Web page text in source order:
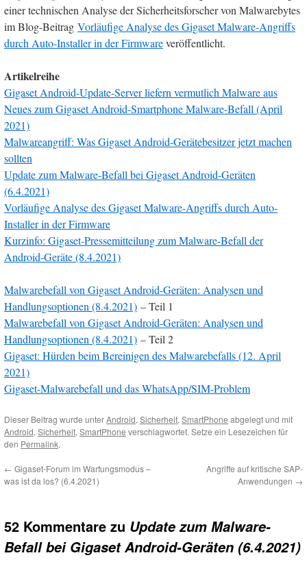
einer technischen Analyse der Sicherheitsforscher von Malwarebytes
im Blog-Beitrag Vorläufige Analyse des Gigaset Malware-Angriffs
durch Auto-Installer in der Firmwareveröffentlicht.
Artikelreihe
Gigaset Android-Update-Server liefern vermutlich Malware aus
Neues zum Gigaset Android-Smartphone Malware-Befall (April
2021)
Malwareangriff: Was Gigaset Android-Gerätebesitzer jetzt machen
sollten
Update zum Malware-Befall bei Gigaset Android-Geräten
(6.4.2021)
Vorläufige Analyse des Gigaset Malware-Angriffs durch Auto-
Installer in der Firmware
Kurzinfo: Gigaset-Pressemitteilung zum Malware-Befall der
Android-Geräte (8.4.2021)
Malwarebefall von Gigaset Android-Geräten: Analysen und
Handlungsoptionen (8.4.2021) – Teil 1
Malwarebefall von Gigaset Android-Geräten: Analysen und
Handlungsoptionen (8.4.2021) – Teil 2
Gigaset: Hürden beim Bereinigen des Malwarebefalls (12. April
2021)
Gigaset-Malwarebefall und das WhatsApp/SIM-Problem
Dieser Beitrag wurde unterAndroid, Sicherheit, SmartPhone abgelegt und mit
Android, Sicherheit, SmartPhone verschlagwortet. Setze ein Lesezeichen für
den Permalink.
← Gigaset-Forum im Wartungsmodus –
was ist da los? (6.4.2021)
Angriffe auf kritische SAP-
Anwendungen →
52 Kommentare zu Update zum Malware-
Befall bei Gigaset Android-Geräten (6.4.2021)